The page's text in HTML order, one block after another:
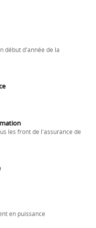
début d'année de la
les front de l'assurance de
en puissance